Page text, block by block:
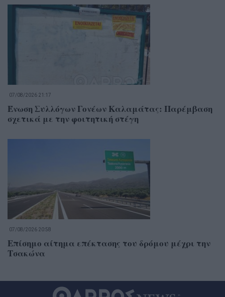
07/08/2026 21:17
Ένωση Συλλόγων Γονέων Καλαμάτας: Παρέμβαση
σχετικά με την φοιτητική στέγη
07/08/2026 20:58
Επίσημο αίτημα επέκτασης του δρόμου μέχρι την
Τσακώνα